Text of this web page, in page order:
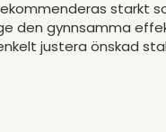
starkt
den gynnsamma
justera önskad